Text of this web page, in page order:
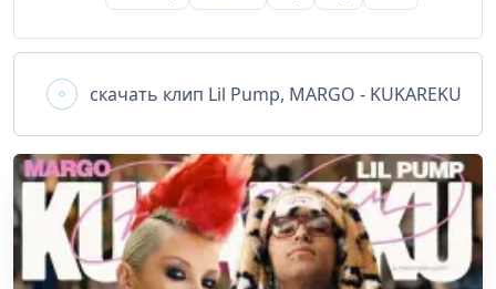
скачать клип Lil Pump, MARGO - KUKAREKU